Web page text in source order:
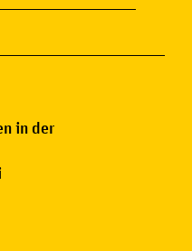
in der